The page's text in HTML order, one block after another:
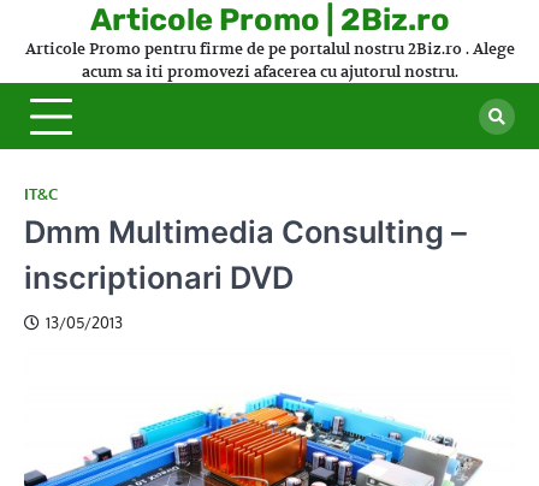
Articole Promo | 2Biz.ro
Articole Promo pentru firme de pe portalul nostru 2Biz.ro . Alege
acum sa iti promovezi afacerea cu ajutorul nostru.
IT&C
Dmm Multimedia Consulting –
inscriptionari DVD
13/05/2013